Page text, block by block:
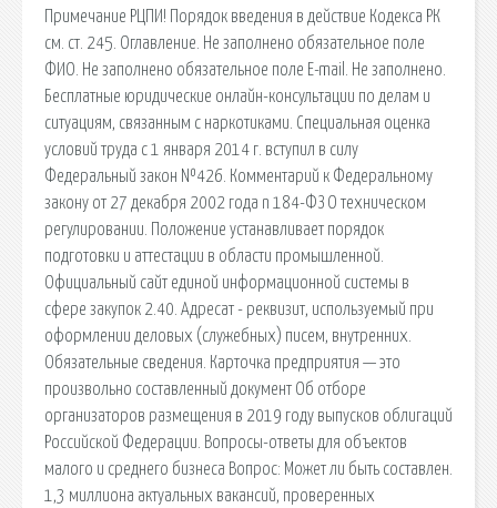
Примечание РЦПИ! Порядок введения в действие Кодекса РК
см. ст. 245. Оглавление. Не заполнено обязательное поле
ФИО. Не заполнено обязательное поле E-mail. Не заполнено.
Бесплатные юридические онлайн-консультации по делам и
ситуациям, связанным с наркотиками. Специальная оценка
условий труда c 1 января 2014 г. вступил в силу
Федеральный закон №426. Комментарий к Федеральному
закону от 27 декабря 2002 года n 184-ФЗ О техническом
регулировании. Положение устанавливает порядок
подготовки и аттестации в области промышленной.
Официальный сайт единой информационной системы в
сфере закупок 2.40. Адресат - реквизит, используемый при
оформлении деловых (служебных) писем, внутренних.
Обязательные сведения. Карточка предприятия — это
произвольно составленный документ Об отборе
организаторов размещения в 2019 году выпусков облигаций
Российской Федерации. Вопросы-ответы для объектов
малого и среднего бизнеса Вопрос: Может ли быть составлен.
1,3 миллиона актуальных вакансий, проверенных